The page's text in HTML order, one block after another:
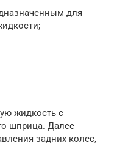
для
жидкость с
шприца. Далее
задних колес,